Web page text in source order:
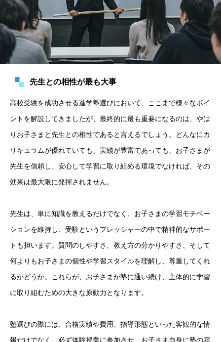
先生との相性が最も大事
高校受験を成功させる進学塾選びにおいて、ここまで様々なポイ
ントを解説してきましたが、最終的に最も重要になるのは、やは
りお子さまと先生との相性であると言えるでしょう。どんなにカ
リキュラムが優れていても、実績が豊富であっても、お子さまが
先生を信頼し、安心して学習に取り組める環境でなければ、その
効果は最大限に発揮されません。
先生は、単に知識を教えるだけでなく、お子さまの学習モチベー
ションを維持し、受験というプレッシャーの中で精神的なサポー
トも担います。質問のしやすさ、教え方の分かりやすさ、そして
何よりもお子さまの個性や学習スタイルを理解し、尊重してくれ
るかどうか。これらが、お子さまが塾に通い続け、主体的に学習
に取り組むための大きな原動力となります。
塾選びの際には、合格実績や費用、指導形態といった客観的な情
報だけでなく、必ず体験授業に参加させ、お子さま自身に塾の雰